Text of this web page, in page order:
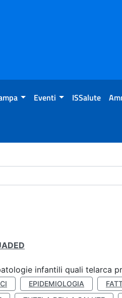
Eventi ISSalute
infantili quali telarca
EPIDEMIOLOGIA